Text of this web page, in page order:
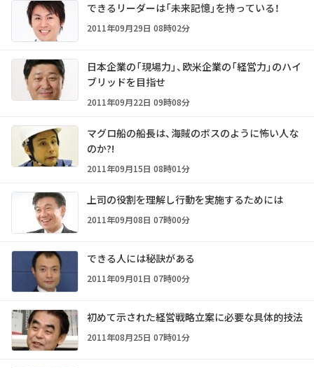
できるリーダーは「未来記憶」を持っている！
2011年09月29日 08時02分
日本企業の「現場力」、欧米企業の「経営力」のハイ
ブリッドを目指せ
2011年09月22日 09時08分
マグロ船の船長は、海賊のボスのように怖い人な
のか?!
2011年09月15日 08時01分
上司の役割を理解し行動を実施するためには
2011年09月08日 07時00分
できる人には秘訣がある
2011年09月01日 07時00分
初めて示された経営戦略立案に必要な具体的技法
2011年08月25日 07時01分